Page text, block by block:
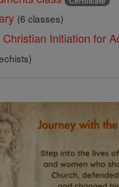
(6 classes)
Initiation for